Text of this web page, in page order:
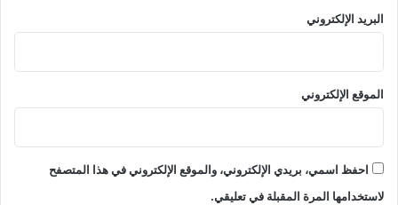
البريد الإلكتروني
الموقع الإلكتروني
احفظ اسمي، بريدي الإلكتروني، والموقع الإلكتروني في هذا المتصفح
لاستخدامها المرة المقبلة في تعليقي.